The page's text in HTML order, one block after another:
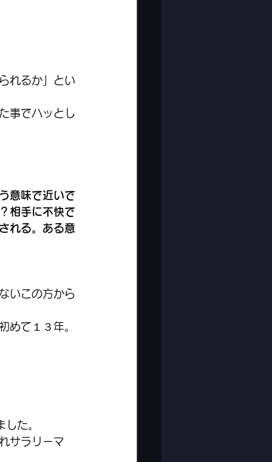
れるか」とい
事でハッとし
意味で近いで
相手に不快で
れる。ある意
いこの方から
めて１３年。
た。
サラリーマ